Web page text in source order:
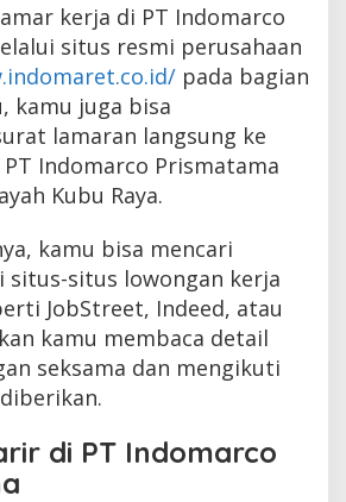
kerja di PT Indomarco
situs resmi perusahaan
pada bagian
kamu juga bisa
lamaran langsung ke
Indomarco Prismatama
Kubu Raya.
kamu bisa mencari
situs-situs lowongan kerja
JobStreet, Indeed, atau
kamu membaca detail
seksama dan mengikuti
di PT Indomarco